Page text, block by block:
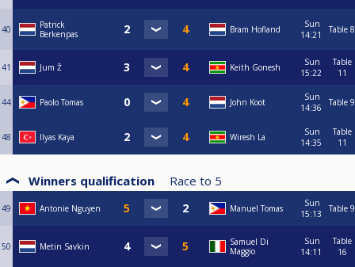
40
Patrick
Berkenpas
Bram Hofland
Sun
14:21
Table 8
41 Jum Ž Keith Gonesh
Sun
15:22
Table
11
44 Paolo Tomas John Koot
Sun
14:36
Table 9
48 Ilyas Kaya Wiresh La
Sun
14:35
Table
11
Winners qualification Race to 5
49 Antonie Nguyen Manuel Tomas
Sun
15:13
Table 9
50 Metin Savkin
Samuel Di
Maggio
Sun
14:11
Table
16